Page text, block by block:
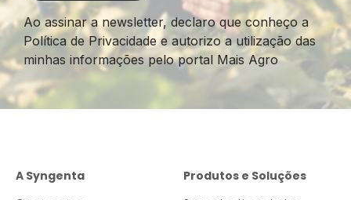
Ao assinar a newsletter, declaro que conheço a
Política de Privacidade e autorizo a utilização das
minhas informações pelo portal Mais Agro
A Syngenta Produtos e Soluções